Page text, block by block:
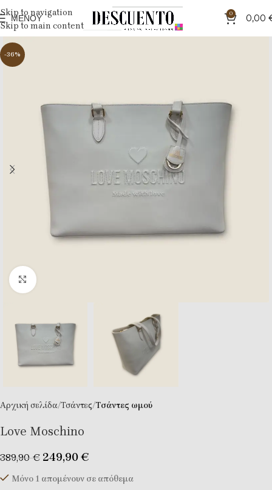
Skip to navigation
Skip to main content
ΜΕΝΟΎ 0 0,00
-36%
Κλικ για μεγέθυνση
Αρχική σελίδα Τσάντες Tσάντες ωμού
Love Moschino
389,90€ 249,90€
Μόνο 1 απομένουν σε απόθεμα